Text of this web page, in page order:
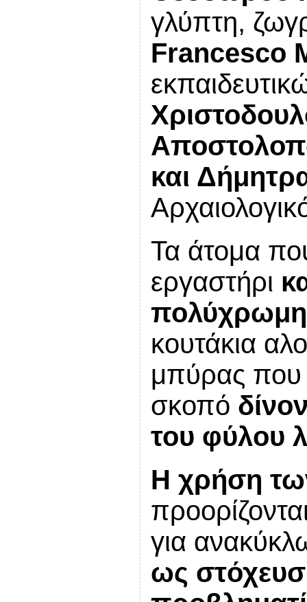
γλύπτη,
Francesco
και
Τα άτομα
εργαστήρι
κουτάκια
μπύρας που
σκοπό
του φύλου
Η χρήση
για
ως